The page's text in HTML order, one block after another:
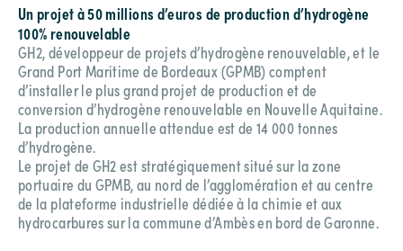
Un projet à 50 millions d’euros de production d’hydrogène
100% renouvelable
GH2, développeur de projets d’hydrogène renouvelable, et le
Grand Port Maritime de Bordeaux (GPMB) comptent
d’installer le plus grand projet de production et de
conversion d’hydrogène renouvelable en Nouvelle Aquitaine.
La production annuelle attendue est de 14 000 tonnes
d’hydrogène.
Le projet de GH2 est stratégiquement situé sur la zone
portuaire du GPMB, au nord de l’agglomération et au centre
de la plateforme industrielle dédiée à la chimie et aux
hydrocarbures sur la commune d’Ambès en bord de Garonne.